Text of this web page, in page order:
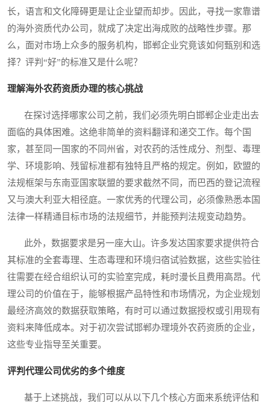
长，语言和文化障碍更是让企业望而却步。因此，寻找一家靠谱
的海外资质代办公司，就成了决定出海成败的战略性步骤。那
么，面对市场上众多的服务机构，邯郸企业究竟该如何甄别和选
择？评判“好”的标准又是什么呢？
理解海外农药资质办理的核心挑战
在探讨选择哪家公司之前，我们必须先明白邯郸企业走出去
面临的具体困难。这绝非简单的资料翻译和递交工作。每个国
家，甚至同一国家的不同州省，对农药的活性成分、剂型、毒理
学、环境影响、残留标准都有独特且严格的规定。例如，欧盟的
法规框架与东南亚国家联盟的要求截然不同，而巴西的登记流程
又与澳大利亚大相径庭。一家优秀的代理公司，必须像熟悉本国
法律一样精通目标市场的法规细节，并能预判法规变动趋势。
此外，数据要求是另一座大山。许多发达国家要求提供符合
其标准的全套毒理、生态毒理和环境归宿试验数据，这些实验往
往需要在经合组织认可的实验室完成，耗时漫长且费用高昂。代
理公司的价值在于，能够根据产品特性和市场情况，为企业规划
最经济高效的数据获取策略，有时可以通过数据授权或引用现有
资料来降低成本。对于初次尝试邯郸办理境外农药资质的企业，
这些专业指导至关重要。
评判代理公司优劣的多个维度
基于上述挑战，我们可以从以下几个核心方面来系统评估和